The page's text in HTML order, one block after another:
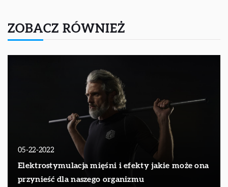
ZOBACZ RÓWNIEŻ
05-22-2022
Elektrostymulacja mięśni i efekty jakie może ona
przynieść dla naszego organizmu